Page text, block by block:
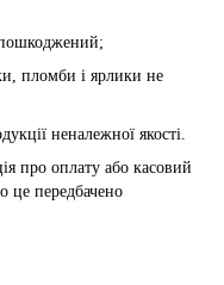
пошкоджений;
пломби і ярлики не
неналежної якості.
про оплату або касовий
це передбачено